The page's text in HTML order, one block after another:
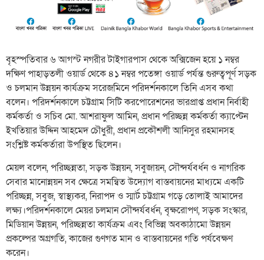
বৃহস্পতিবার ৬ আগস্ট নগরীর টাইগারপাস থেকে অক্সিজেন হয়ে ১ নম্বর
দক্ষিণ পাহাড়তলী ওয়ার্ড থেকে ৪১ নম্বর পতেঙ্গা ওয়ার্ড পর্যন্ত গুরুত্বপূর্ণ সড়ক
ও চলমান উন্নয়ন কার্যক্রম সরেজমিনে পরিদর্শনকালে তিনি এসব কথা
বলেন। পরিদর্শনকালে চট্টগ্রাম সিটি করপোরেশনের ভারপ্রাপ্ত প্রধান নির্বাহী
কর্মকর্তা ও সচিব মো. আশরাফুল আমিন, প্রধান পরিচ্ছন্ন কর্মকর্তা ক্যাপ্টেন
ইখতিয়ার উদ্দিন আহমেদ চৌধুরী, প্রধান প্রকৌশলী আনিসুর রহমানসহ
সংশ্লিষ্ট কর্মকর্তারা উপস্থিত ছিলেন।
মেয়ল বলেন, পরিচ্ছন্নতা, সড়ক উন্নয়ন, সবুজায়ন, সৌন্দর্যবর্ধন ও নাগরিক
সেবার মানোন্নয়ন সব ক্ষেত্রে সমন্বিত উদ্যোগ বাস্তবায়নের মাধ্যমে একটি
পরিচ্ছন্ন, সবুজ, স্বাস্থ্যকর, নিরাপদ ও স্মার্ট চট্টগ্রাম গড়ে তোলাই আমাদের
লক্ষ্য।পরিদর্শনকালে মেয়র চলমান সৌন্দর্যবর্ধন, বৃক্ষরোপণ, সড়ক সংস্কার,
মিডিয়ান উন্নয়ন, পরিচ্ছন্নতা কার্যক্রম এবং বিভিন্ন অবকাঠামো উন্নয়ন
প্রকল্পের অগ্রগতি, কাজের গুণগত মান ও বাস্তবায়নের গতি পর্যবেক্ষণ
করেন।